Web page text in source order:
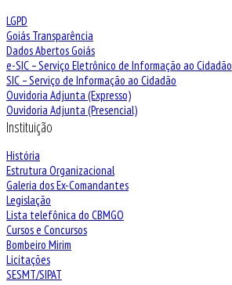
LGPD
Goiás Transparência
Dados Abertos Goiás
e-SIC – Serviço Eletrônico de Informação ao Cidadão
SIC – Serviço de Informação ao Cidadão
Ouvidoria Adjunta (Expresso)
Ouvidoria Adjunta (Presencial)
Instituição
História
Estrutura Organizacional
Galeria dos Ex-Comandantes
Legislação
Lista telefônica do CBMGO
Cursos e Concursos
Bombeiro Mirim
Licitações
SESMT/SIPAT